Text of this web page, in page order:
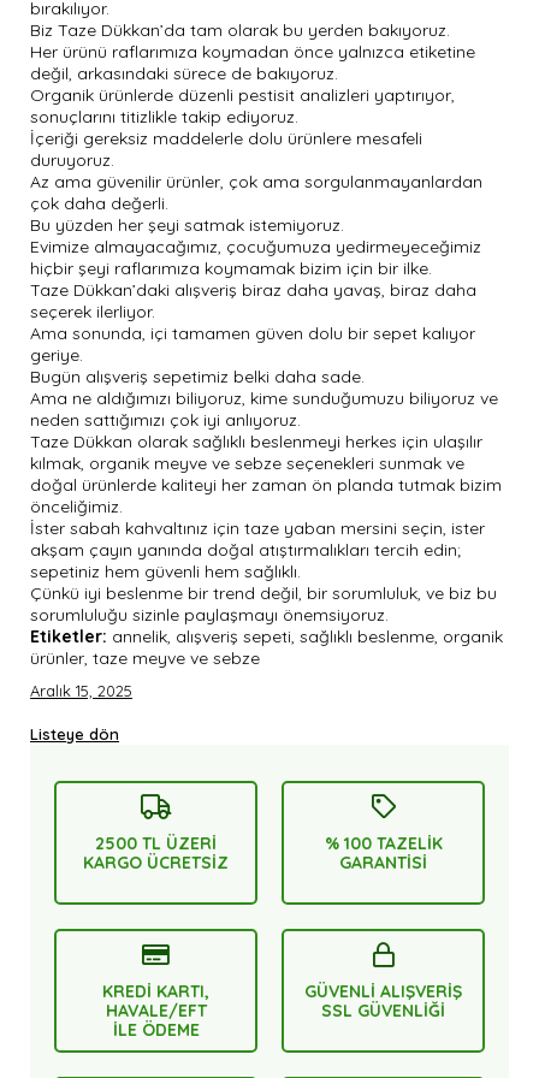
bırakılıyor.
Biz Taze Dükkan’da tam olarak bu yerden bakıyoruz.
Her ürünü raflarımıza koymadan önce yalnızca etiketine
değil, arkasındaki sürece de bakıyoruz.
Organik ürünlerde düzenli pestisit analizleri yaptırıyor,
sonuçlarını titizlikle takip ediyoruz.
İçeriği gereksiz maddelerle dolu ürünlere mesafeli
duruyoruz.
Az ama güvenilir ürünler, çok ama sorgulanmayanlardan
çok daha değerli.
Bu yüzden her şeyi satmak istemiyoruz.
Evimize almayacağımız, çocuğumuza yedirmeyeceğimiz
hiçbir şeyi raflarımıza koymamak bizim için bir ilke.
Taze Dükkan’daki alışveriş biraz daha yavaş, biraz daha
seçerek ilerliyor.
Ama sonunda, içi tamamen güven dolu bir sepet kalıyor
geriye.
Bugün alışveriş sepetimiz belki daha sade.
Ama ne aldığımızı biliyoruz, kime sunduğumuzu biliyoruz ve
neden sattığımızı çok iyi anlıyoruz.
Taze Dükkan olarak sağlıklı beslenmeyi herkes için ulaşılır
kılmak, organik meyve ve sebze seçenekleri sunmak ve
doğal ürünlerde kaliteyi her zaman ön planda tutmak bizim
önceliğimiz.
İster sabah kahvaltınız için taze yaban mersini seçin, ister
akşam çayın yanında doğal atıştırmalıkları tercih edin;
sepetiniz hem güvenli hem sağlıklı.
Çünkü iyi beslenme bir trend değil, bir sorumluluk, ve biz bu
sorumluluğu sizinle paylaşmayı önemsiyoruz.
Etiketler: annelik, alışveriş sepeti, sağlıklı beslenme, organik
ürünler, taze meyve ve sebze
Aralık 15, 2025
Listeye dön
2500 TL ÜZERİ
KARGO ÜCRETSİZ
% 100 TAZELİK
GARANTİSİ
KREDİ KARTI,
HAVALE/EFT
İLE ÖDEME
GÜVENLİ ALIŞVERİŞ
SSL GÜVENLİĞİ